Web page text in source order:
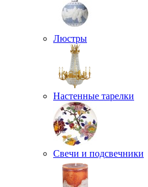
Люстры
Настенные тарелки
Свечи и подсвечники